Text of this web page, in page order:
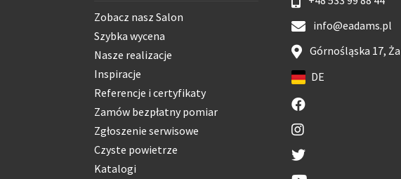
Zobacz nasz Salon
Szybka wycena
Nasze realizacje
Inspiracje
Referencje i certyfikaty
Zamów bezpłatny pomiar
Zgłoszenie serwisowe
Czyste powietrze
Katalogi
info@eadams.pl
Górnośląska 17,
DE